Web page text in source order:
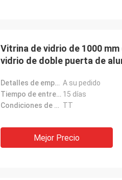
Vitrina de vidrio de 1000
vidrio de doble puerta de
Detalles de empaquetado: A su pedido
Tiempo de entrega: 15 días
Condiciones de pago: TT
Mejor Precio